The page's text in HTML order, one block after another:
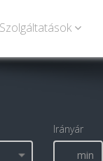
Szolgáltatások
Irányár